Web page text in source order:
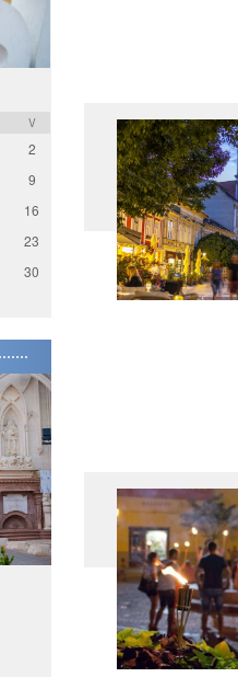
V
2
9
16
23
30